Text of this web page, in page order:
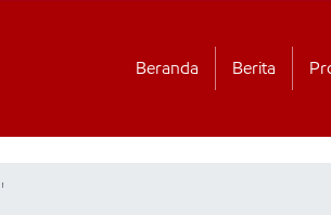
Beranda Berita